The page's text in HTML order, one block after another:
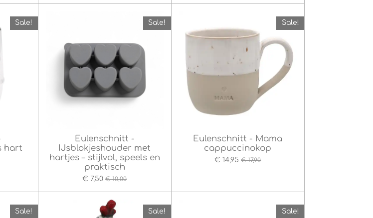
Sale!
hart
Sale!
Eulenschnitt -
IJsblokjeshouder met
hartjes – stijlvol, speels en
praktisch
€ 7,50 € 10,00
Sale!
Eulenschnitt - Mama
cappuccinokop
€ 14,95 € 17,90
Sale! Sale! Sale!